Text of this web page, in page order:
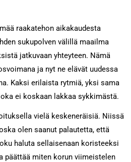
raakatehon aikakaudesta
sukupolven välillä maailma
jatkuvaan yhteyteen. Nämä
ja nyt ne elävät uudessa
Kaksi erilaista rytmiä, yksi sama
ei koskaan lakkaa sykkimästä.
vielä keskeneräisiä. Niissä
olen saanut palautetta, että
haluta sellaisenaan koristeeksi
päättää miten korun viimeistelen